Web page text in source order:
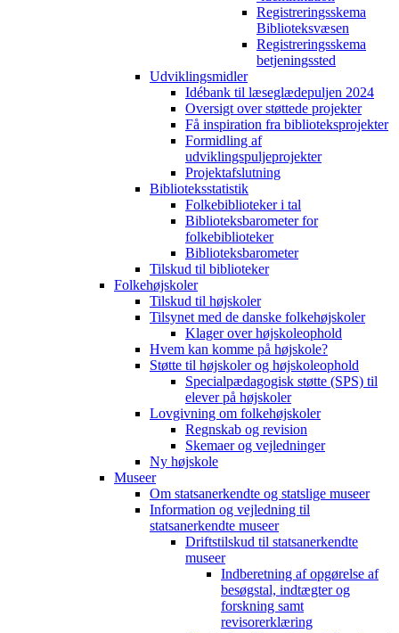
Registreringsskema
Biblioteksvæsen
Registreringsskema
betjeningssted
Udviklingsmidler
Idébank til læseglædepuljen 2024
Oversigt over støttede projekter
Få inspiration fra biblioteksprojekter
Formidling af
udviklingspuljeprojekter
Projektafslutning
Biblioteksstatistik
Folkebiblioteker i tal
Biblioteksbarometer for
folkebiblioteker
Biblioteksbarometer
Tilskud til biblioteker
Folkehøjskoler
Tilskud til højskoler
Tilsynet med de danske folkehøjskoler
Klager over højskoleophold
Hvem kan komme på højskole?
Støtte til højskoler og højskoleophold
Specialpædagogisk støtte (SPS) til
elever på højskoler
Lovgivning om folkehøjskoler
Regnskab og revision
Skemaer og vejledninger
Ny højskole
Museer
Om statsanerkendte og statslige museer
Information og vejledning til
statsanerkendte museer
Driftstilskud til statsanerkendte
museer
Indberetning af opgørelse af
besøgstal, indtægter og
forskning samt
revisorerklæring